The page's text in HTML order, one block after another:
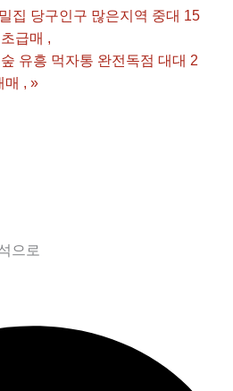
집 당구인구 많은지역 중대 15
급매 ,
유흥 먹자통 완전독점 대대 2
매 , »
으로